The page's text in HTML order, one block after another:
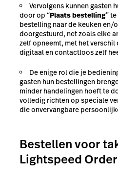
Vervolgens kunnen gasten
door op “Plaats bestelling”
bestelling naar de keuken en/
doorgestuurd, net zoals elke
zelf opneemt, met het
digitaal en contactloos zelf
De enige rol die je
gasten hun bestellingen
minder handelingen hoeft te
volledig richten op speciale
die onvervangbare
Bestellen voor
Lightspeed